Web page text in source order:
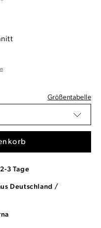
Größentabelle
3 Tage
Deutschland /